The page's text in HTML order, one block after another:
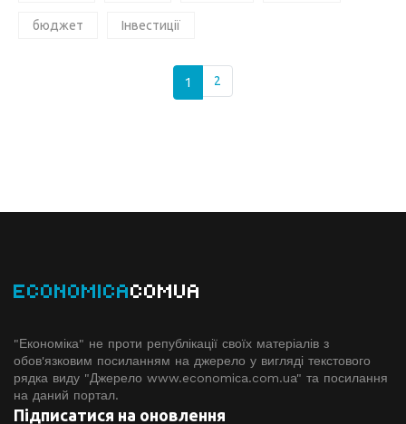
бюджет Інвестиції
1 2
ECONOMICACOMUA
"Економіка" не проти републікації своїх матеріалів з
обов'язковим посиланням на джерело у вигляді текстового
рядка виду "Джерело www.economiсa.com.ua" та посилання
на даний портал.
Підписатися на оновлення